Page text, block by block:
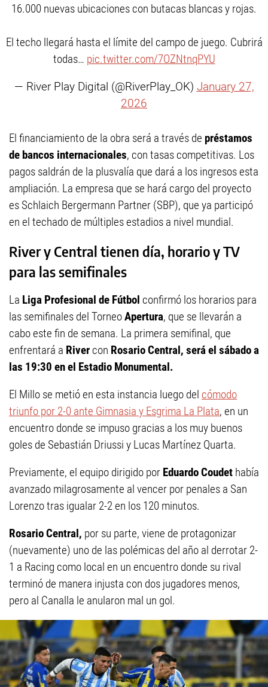
16.000 nuevas ubicaciones con butacas blancas y rojas.
El techo llegará hasta el límite del campo de juego. Cubrirá
todas… pic.twitter.com/7OZNtnqPYU
— River Play Digital (@RiverPlay_OK) January 27,
2026
El financiamiento de la obra será a través de préstamos
de bancos internacionales, con tasas competitivas. Los
pagos saldrán de la plusvalía que dará a los ingresos esta
ampliación. La empresa que se hará cargo del proyecto
es Schlaich Bergermann Partner (SBP), que ya participó
en el techado de múltiples estadios a nivel mundial.
River y Central tienen día, horario y TV
para las semifinales
La Liga Profesional de Fútbol confirmó los horarios para
las semifinales del TorneoApertura, que se llevarán a
cabo este fin de semana. La primera semifinal, que
enfrentará a River con Rosario Central, será el sábado a
las 19:30 en el Estadio Monumental.
El Millo se metió en esta instancia luego del cómodo
triunfo por 2-0 ante Gimnasia y Esgrima La Plata, en un
encuentro donde se impuso gracias a los muy buenos
goles de Sebastián Driussi y Lucas Martínez Quarta.
Previamente, el equipo dirigido por Eduardo Coudet había
avanzado milagrosamente al vencer por penales a San
Lorenzo tras igualar 2-2 en los 120 minutos.
Rosario Central, por su parte, viene de protagonizar
(nuevamente) uno de las polémicas del año al derrotar 2-
1 a Racing como local en un encuentro donde su rival
terminó de manera injusta con dos jugadores menos,
pero al Canalla le anularon mal un gol.